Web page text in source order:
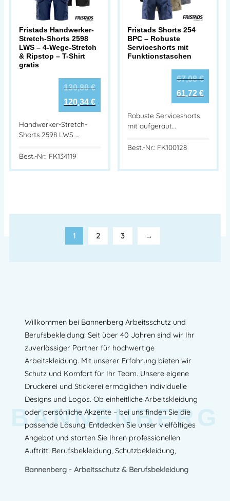
Fristads Handwerker-
Stretch-Shorts 2598
LWS – 4-Wege-Stretch
& Ripstop – T-Shirt
gratis
130,80€
120,34 €
Handwerker-Stretch-
Shorts 2598 LWS …
Best.-Nr.: FK134119
Fristads Shorts 254
BPC – Robuste
Serviceshorts mit
Funktionstaschen
67,08€
61,72 €
Robuste Serviceshorts
mit aufgeraut…
Best.-Nr.: FK100128
1 2 3 →
Willkommen bei Bannenberg Arbeitsschutz und
Berufsbekleidung! Seit über 40 Jahren sind wir Ihr
zuverlässiger Partner für hochwertige
Arbeitskleidung. Mit unserer Erfahrung bieten wir
Schutz und Komfort für Ihr Team. Unsere eigene
Druckerei und Stickerei ermöglichen individuelle
Designs und Logos. Ob einheitliche Arbeitskleidung
oder persönliche Akzente – bei uns finden Sie die
passende Lösung. Entdecken Sie unser vielfältiges
Angebot und starten Sie Ihren professionellen
Auftritt! Berufsbekleidung, Schutzbekleidung,
Bannenberg - Arbeitsschutz & Berufsbekleidung
BANNENBERG